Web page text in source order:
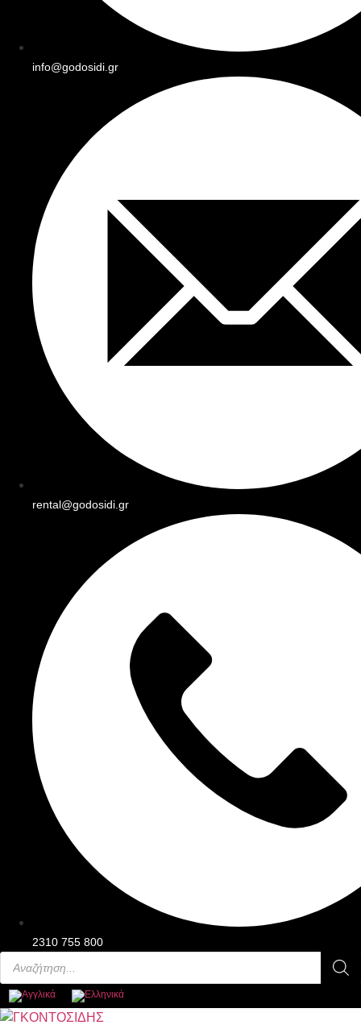
info@godosidi.gr
rental@godosidi.gr
2310 755 800
Products
search